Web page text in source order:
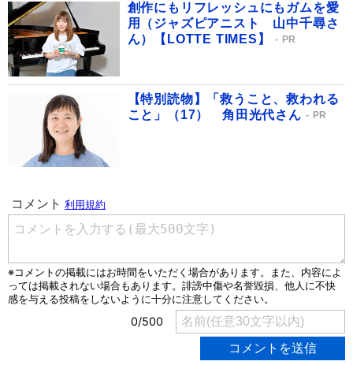
創作にもリフレッシュにもガムを愛
用（ジャズピアニスト 山中千尋さ
ん）【LOTTE TIMES】
PR
【特別読物】「救うこと、救われる
こと」（17） 角田光代さん
PR